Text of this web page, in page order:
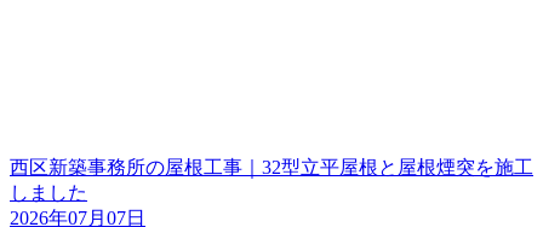
西区新築事務所の屋根工事｜32型立平屋根と屋根煙突を施工
しました
2026年07月07日